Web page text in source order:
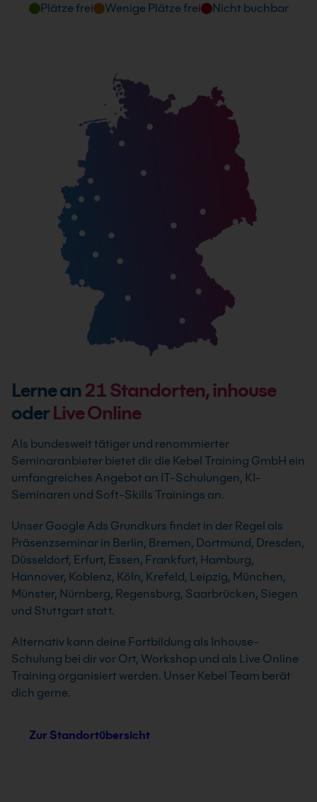
Plätze frei Wenige Plätze frei Nicht buchbar
Lerne an 21Standorten, inhouse
oderLive Online
Als bundesweit tätiger und renommierter
Seminaranbieter bietet dir die Kebel Training GmbH ein
umfangreiches Angebot an IT-Schulungen, KI-
Seminaren und Soft-Skills Trainings an.
Unser Google Ads Grundkurs findet in der Regel als
Präsenzseminar in Berlin, Bremen, Dortmund, Dresden,
Düsseldorf, Erfurt, Essen, Frankfurt, Hamburg,
Hannover, Koblenz, Köln, Krefeld, Leipzig, München,
Münster, Nürnberg, Regensburg, Saarbrücken, Siegen
und Stuttgart statt.
Alternativ kann deine Fortbildung als Inhouse-
Schulung bei dir vor Ort, Workshop und als Live Online
Training organisiert werden. Unser Kebel Team berät
dich gerne.
Zur Standortübersicht